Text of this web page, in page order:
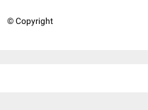
© Copyright